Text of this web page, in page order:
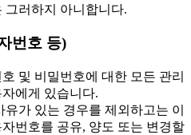
그러하지 아니합니다.
번호 등)
및 비밀번호에 대한 모든 관리
에게 있습니다.
가 있는 경우를 제외하고는 이
번호를 공유, 양도 또는 변경할